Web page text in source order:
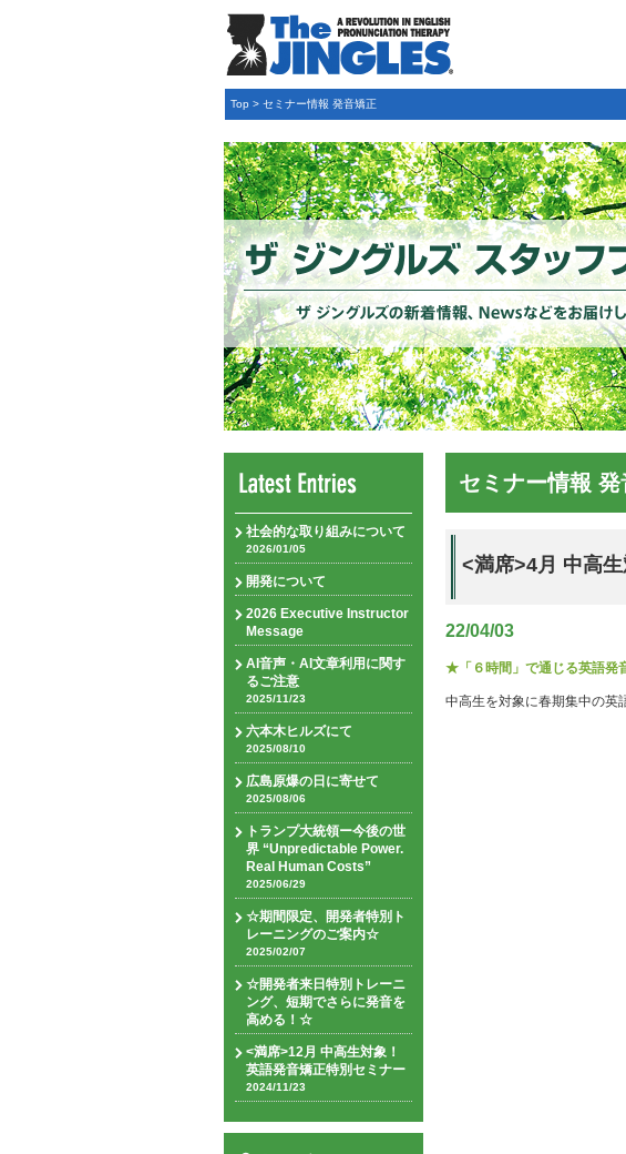
Top > セミナー情報 発音矯正
社会的な取り組みについて
2026/01/05
開発について
2026 Executive Instructor
Message
AI音声・AI文章利用に関す
るご注意
2025/11/23
六本木ヒルズにて
2025/08/10
広島原爆の日に寄せて
2025/08/06
トランプ大統領ー今後の世
界 “Unpredictable Power.
Real Human Costs”
2025/06/29
☆期間限定、開発者特別ト
レーニングのご案内☆
2025/02/07
☆開発者来日特別トレーニ
ング、短期でさらに発音を
高める！☆
<満席>12月 中高生対象！
英語発音矯正特別セミナー
2024/11/23
セミナー情報
<満席>4月 中高
22/04/03
★「６時間」で通じる英語発
中高生を対象に春期集中の英